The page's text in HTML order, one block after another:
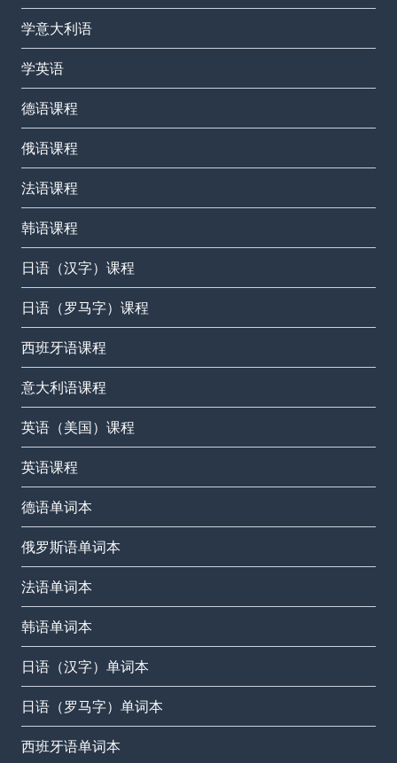
学意大利语
学英语
德语课程
俄语课程
法语课程
韩语课程
日语（汉字）课程
日语（罗马字）课程
西班牙语课程
意大利语课程
英语（美国）课程
英语课程
德语单词本
俄罗斯语单词本
法语单词本
韩语单词本
日语（汉字）单词本
日语（罗马字）单词本
西班牙语单词本